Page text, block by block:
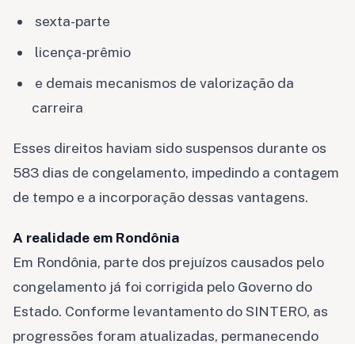
sexta-parte
licença-prêmio
e demais mecanismos de valorização da
carreira
Esses direitos haviam sido suspensos durante os
583 dias de congelamento, impedindo a contagem
de tempo e a incorporação dessas vantagens.
A realidade em Rondônia
Em Rondônia, parte dos prejuízos causados pelo
congelamento já foi corrigida pelo Governo do
Estado. Conforme levantamento do SINTERO, as
progressões foram atualizadas, permanecendo